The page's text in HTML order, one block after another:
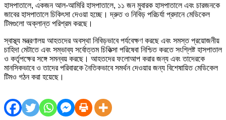
হাসপাতালে, একজন আল-আমিরি হাসপাতালে, ১১ জন মুবারক হাসপাতালে এবং চারজনকে
জাবের হাসপাতালে চিকিৎসা দেওয়া হচ্ছে। দ্রুত ও নিবিড় পরিচর্যা প্রদানে মেডিকেল
টিমগুলো অক্লান্ত পরিশ্রম করছে।
স্বাস্থ্য মন্ত্রণালয় আহতদের অবস্থা নিবিড়ভাবে পর্যবেক্ষণ করছে এবং সমস্ত প্রয়োজনীয়
চাহিদা মেটাতে এবং সম্ভাব্য সর্বোত্তম চিকিত্সা পরিষেবা নিশ্চিত করতে সংশ্লিষ্ট হাসপাতাল
ও কর্তৃপক্ষের সঙ্গে সমন্বয় করছে। আহতদের ফলোআপ করার জন্য এবং তাদেরকে
মানসিকভাবে ও তাদের পরিবারকে নৈতিকভাবে সমর্থন দেওয়ার জন্য বিশেষায়িত মেডিকেল
টিমও গঠন করা হয়েছে।